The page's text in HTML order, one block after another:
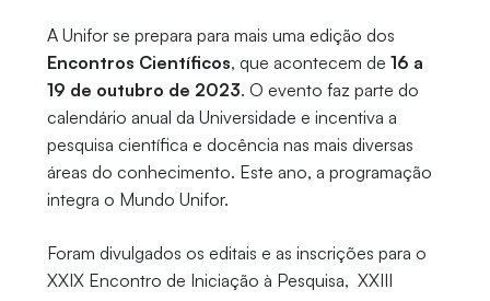
A Unifor se prepara para mais uma edição dos
Encontros Científicos, que acontecem de 16 a
19 de outubro de 2023. O evento faz parte do
calendário anual da Universidade e incentiva a
pesquisa científica e docência nas mais diversas
áreas do conhecimento. Este ano, a programação
integra o Mundo Unifor.
Foram divulgados os editais e as inscrições para o
XXIX Encontro de Iniciação à Pesquisa, XXIII